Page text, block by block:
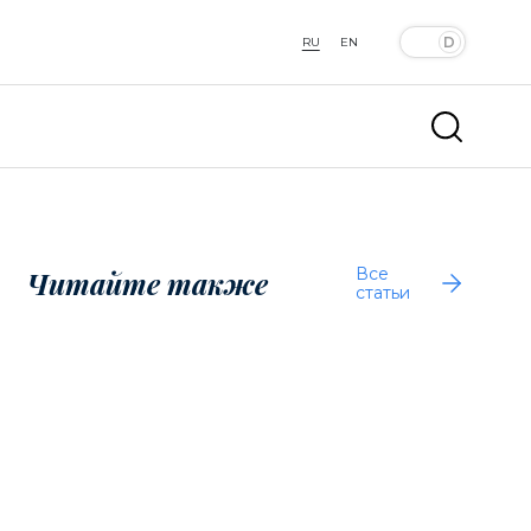
RU EN
Читайте также
Все
статьи